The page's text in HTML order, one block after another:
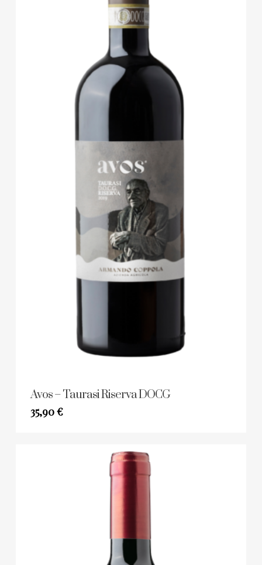
Avos – Taurasi Riserva DOCG
35,90€